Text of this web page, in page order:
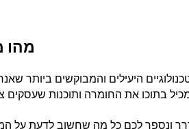
מהו
היעילים והמבוקשים ביותר
בתוכו את החומרה ותוכנות שעסקים